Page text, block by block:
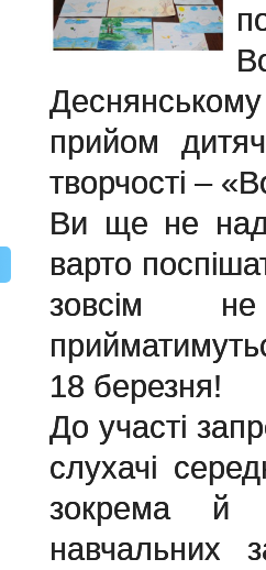
прийом
творчості –
Ви ще не
варто
зовсім
18 березня!
До участі
слухачі
зокрема й
навчальних